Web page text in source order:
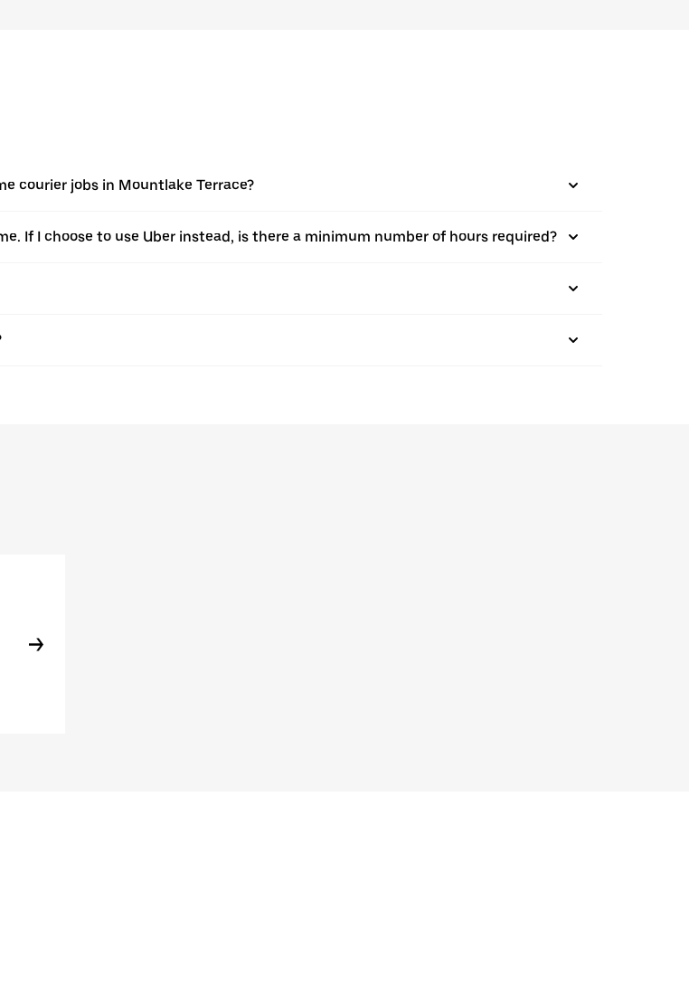
courier jobs in Mountlake Terrace?
If I choose to use Uber instead, is there a minimum number of hours required?